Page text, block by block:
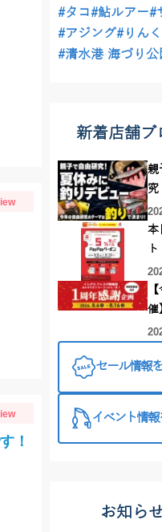
！
#タコ#鮎ルアー#
#アジング#りん
#清水港 海づり公
新着店舗ブ
親
究
釣
本
Ｐ
買
い
う
催
鈴
ル
セール情報
イベント情
お知ら